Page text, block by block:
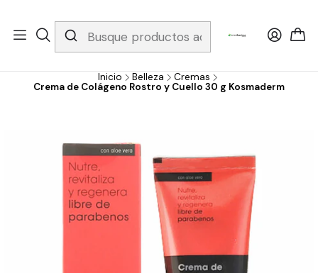
Whatsapp 3229079958/ Fijo 6019251796 / Envios a todo el país y
gratis apartir de 199.000!
Inicio Belleza
Cremas
Crema de Colágeno Rostro y Cuello 30 g Kosmaderm